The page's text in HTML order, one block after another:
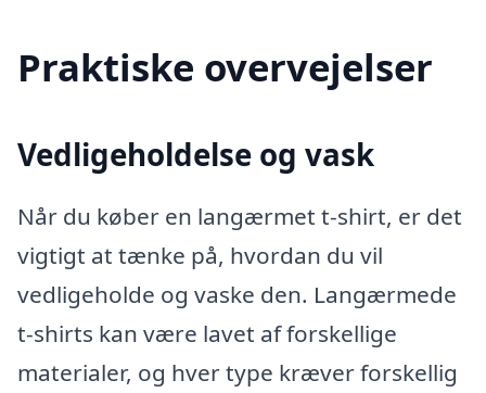
Praktiske overvejelser
Vedligeholdelse og vask
Når du køber en langærmet t-shirt, er det
vigtigt at tænke på, hvordan du vil
vedligeholde og vaske den. Langærmede
t-shirts kan være lavet af forskellige
materialer, og hver type kræver forskellig